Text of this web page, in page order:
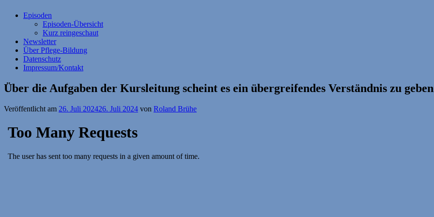
Episoden
Episoden-Übersicht
Kurz reingeschaut
Newsletter
Über Pflege-Bildung
Datenschutz
Impressum/Kontakt
Über die Aufgaben der Kursleitung scheint es ein übergreifendes Verständnis zu
Veröffentlicht am 26. Juli 202426. Juli 2024 von Roland Brühe